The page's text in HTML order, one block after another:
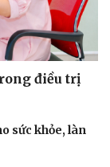
điều trị
sức khỏe, làn